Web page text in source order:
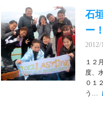
石
ー
2012/
１２
度、
０１
う…